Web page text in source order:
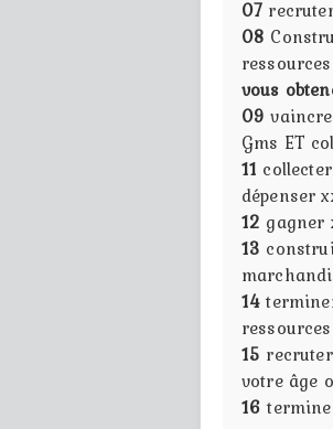
07
08
ressources
vous
09
Gms ET
11
dépenser
12 gagner
13
14
15
votre âge
16